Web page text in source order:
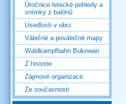
Úročnice letecké pohledy a
snímky z balónů
Usedlosti v obci
Válečné a poválečné mapy
Waldkampfbahn Bukowan
Z historie
Zájmové organizace
Ze současnosti